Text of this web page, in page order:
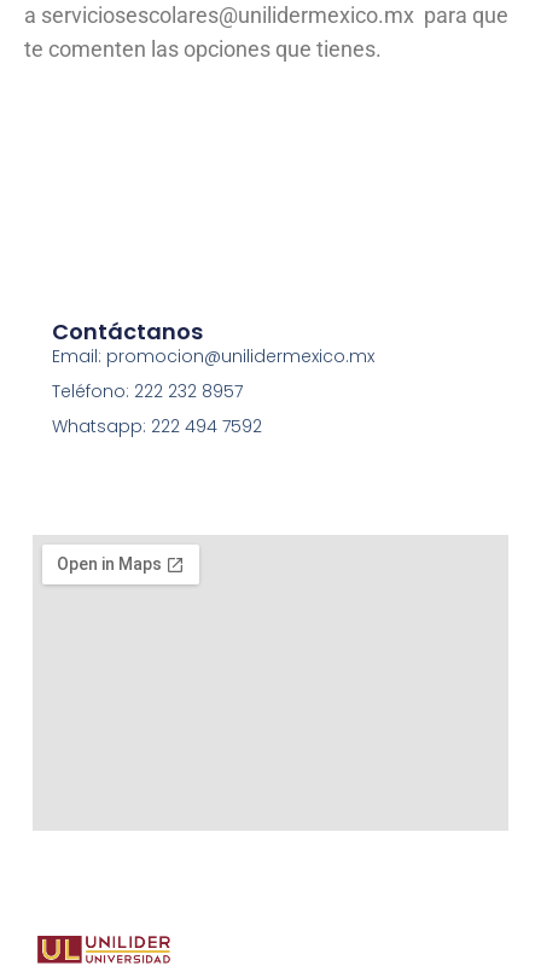
a serviciosescolares@unilidermexico.mx para que
te comenten las opciones que tienes.
Contáctanos
Email: promocion@unilidermexico.mx
Teléfono: 222 232 8957
Whatsapp: 222 494 7592